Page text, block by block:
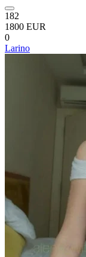
182
1800 EUR
0
Larino